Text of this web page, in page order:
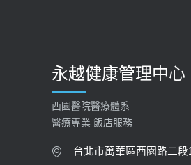
永越健康管理中心
西園醫院醫療體系
醫療專業 飯店服務
台北市萬華區西園路二段